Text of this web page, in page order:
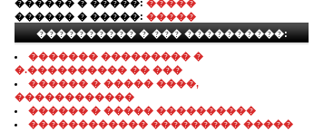
������ � �����: �����
������ � �����: �����
���������� � ��� ����������:
������� ��������� �
�.���������� �� ���
������ � ����� ����,
������������
������ � ����� ����������
������������ ��������� �����